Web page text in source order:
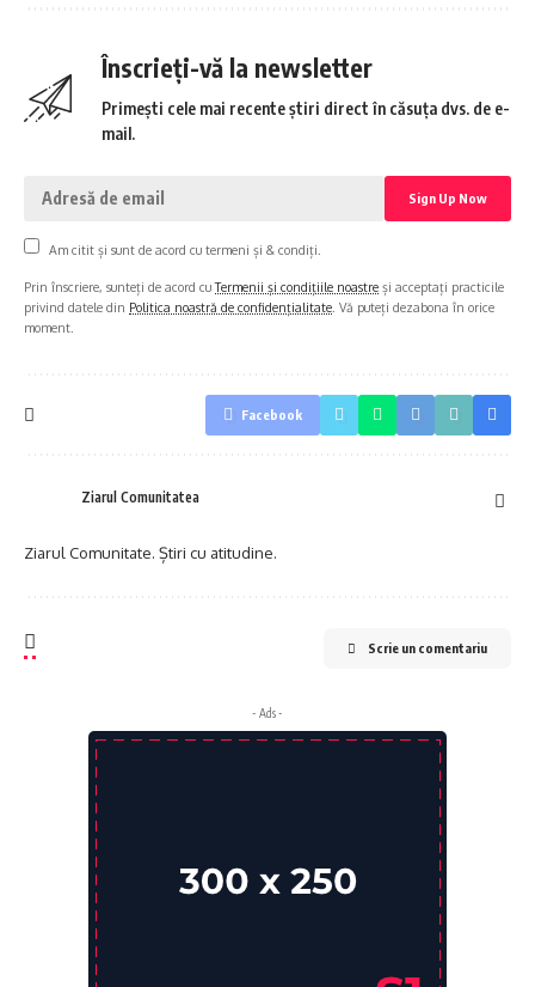
Înscrieți-vă la newsletter
Primești cele mai recente știri direct în căsuța dvs. de e-
mail.
Am citit și sunt de acord cu termeni și & condiți.
Prin înscriere, sunteți de acord cuTermenii și condițiile noastre și acceptați practicile
privind datele din Politica noastră de confidențialitate . Vă puteți dezabona în orice
moment.
Facebook
Ziarul Comunitatea
Ziarul Comunitate. Știri cu atitudine.
Scrie un comentariu
- Ads -